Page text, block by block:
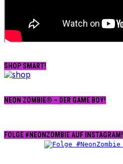
SHOP SMART!
NEON ZOMBIE® – DER GAME BOY!
FOLGE #NEONZOMBIE AUF INSTAGRAM!